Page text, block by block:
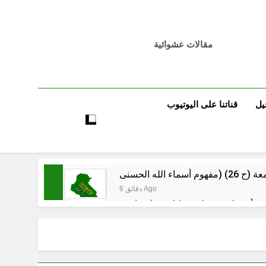
مقالات عشوائية
قناتنا على اليوتيوب
6 دقائق Ago
الرقمية (سوالف) والحقيقة العلمية